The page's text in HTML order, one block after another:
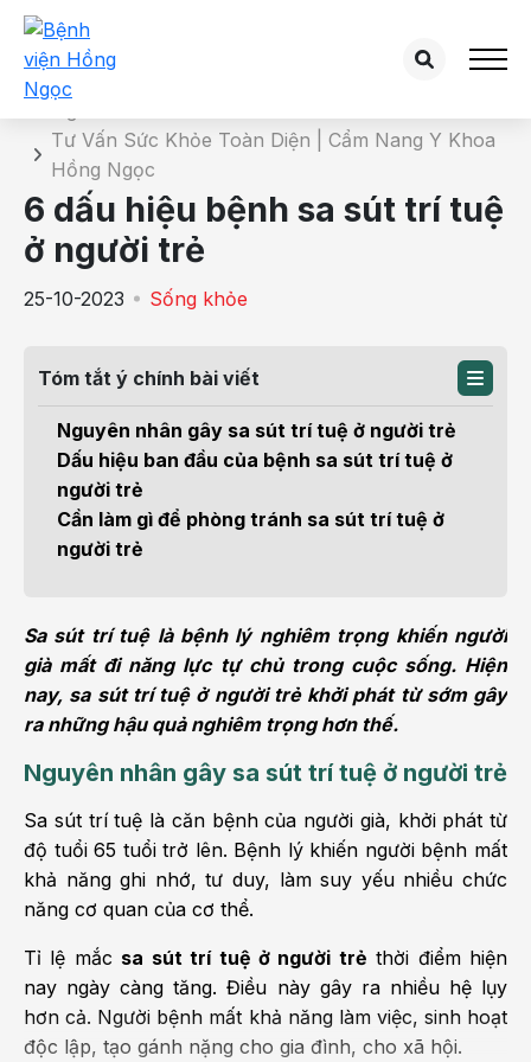
Chi tiết bài tư vấn
Tư Vấn Sức Khỏe Toàn Diện | Cẩm Nang Y Khoa
Hồng Ngọc
6 dấu hiệu bệnh sa sút trí tuệ
ở người trẻ
25-10-2023 Sống khỏe
Tóm tắt ý chính bài viết
Nguyên nhân gây sa sút trí tuệ ở người trẻ
Dấu hiệu ban đầu của bệnh sa sút trí tuệ ở
người trẻ
Cần làm gì để phòng tránh sa sút trí tuệ ở
người trẻ
Sa sút trí tuệ là bệnh lý nghiêm trọng khiến người
già mất đi năng lực tự chủ trong cuộc sống. Hiện
nay, sa sút trí tuệ ở người trẻ khởi phát từ sớm gây
ra những hậu quả nghiêm trọng hơn thế.
Nguyên nhân gây sa sút trí tuệ ở người trẻ
Sa sút trí tuệ là căn bệnh của người già, khởi phát từ
độ tuổi 65 tuổi trở lên. Bệnh lý khiến người bệnh mất
khả năng ghi nhớ, tư duy, làm suy yếu nhiều chức
năng cơ quan của cơ thể.
Tỉ lệ mắc sa sút trí tuệ ở người trẻ thời điểm hiện
nay ngày càng tăng. Điều này gây ra nhiều hệ lụy
hơn cả. Người bệnh mất khả năng làm việc, sinh hoạt
độc lập, tạo gánh nặng cho gia đình, cho xã hội.